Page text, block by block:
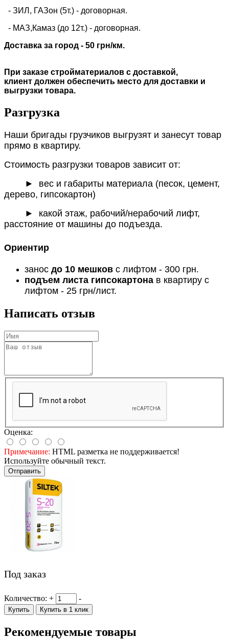
- ЗИЛ, ГАЗон (5т.) - договорная.
- МАЗ,Камаз (до 12т.) - договорная.
Доставка за город - 50 грн/км.
При заказе стройматериалов с доставкой,
клиент должен обеспечить место для доставки и
выгрузки товара.
Разгрузка
Наши бригады грузчиков выгрузят и занесут товар
прямо в квартиру.
Стоимость разгрузки товаров зависит от:
►
вес и габариты материала (песок, цемент,
дерево, гипсокартон)
► какой этаж, рабочий/нерабочий лифт,
расстояние от машины до подъезда.
Ориентир
занос до 10 мешков с лифтом - 300 грн.
подъем листа гипсокартона в квартиру с
лифтом - 25 грн/лист.
Написать отзыв
Оценка:
Примечание: HTML разметка не поддерживается!
Используйте обычный текст.
Отправить
Под заказ
Количество: + -
Купить Купить в 1 клик
Рекомендуемые товары